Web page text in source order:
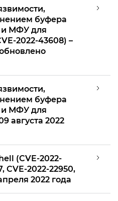
буфера
и МФУ для
2022-43608) –
буфера
и МФУ для
августа 2022
(CVE-2022-
CVE-2022-22950,
2022 года